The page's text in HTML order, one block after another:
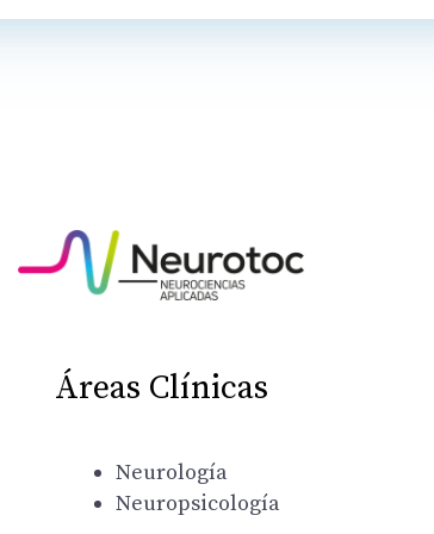
Áreas Clínicas
Neurología
Neuropsicología